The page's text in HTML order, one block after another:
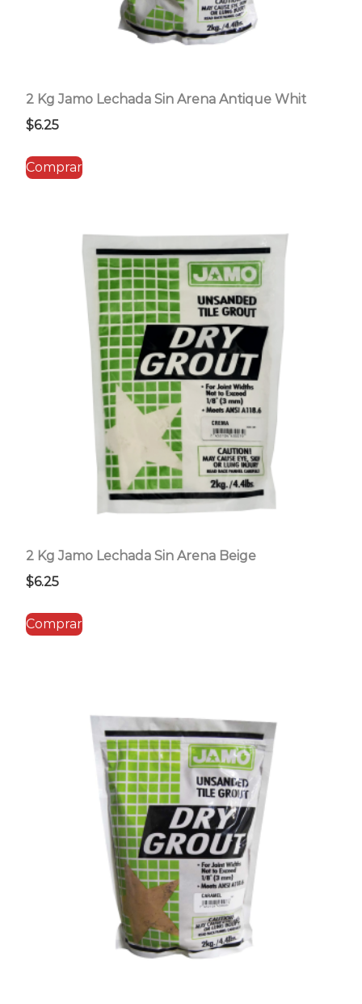
2 Kg Jamo Lechada Sin Arena Antique Whit
$6.25
Comprar
2 Kg Jamo Lechada Sin Arena Beige
$6.25
Comprar